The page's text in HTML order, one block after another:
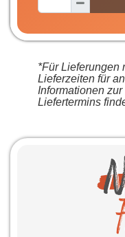
*Für Lieferungen
Lieferzeiten für
Informationen
Liefertermins